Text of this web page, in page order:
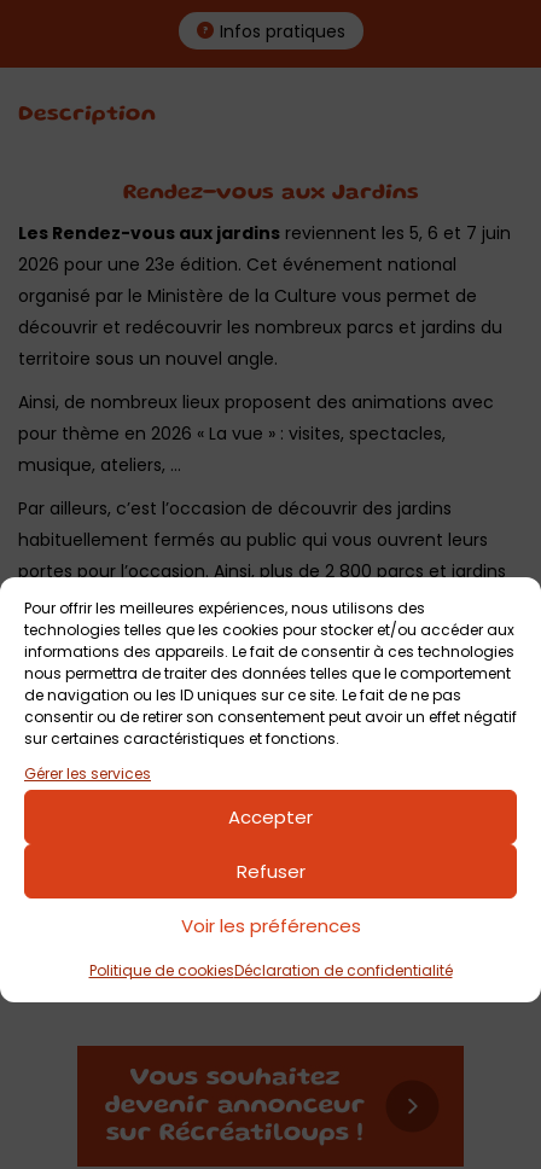
Pour offrir les meilleures expériences, nous utilisons des
technologies telles que les cookies pour stocker et/ou accéder aux
informations des appareils. Le fait de consentir à ces technologies
nous permettra de traiter des données telles que le comportement
de navigation ou les ID uniques sur ce site. Le fait de ne pas
consentir ou de retirer son consentement peut avoir un effet négatif
sur certaines caractéristiques et fonctions.
Gérer les services
Accepter
Refuser
Voir les préférences
Politique de cookiesDéclaration de confidentialité
Infos pratiques
Description
Rendez-vous aux Jardins
Les Rendez-vous aux jardins reviennent les 5, 6 et 7 juin
2026 pour une 23e édition. Cet événement national
organisé par le Ministère de la Culture vous permet de
découvrir et redécouvrir les nombreux parcs et jardins du
territoire sous un nouvel angle.
Ainsi, de nombreux lieux proposent des animations avec
pour thème en 2026 « La vue » : visites, spectacles,
musique, ateliers, …
Par ailleurs, c’est l’occasion de découvrir des jardins
habituellement fermés au public qui vous ouvrent leurs
portes pour l’occasion. Ainsi, plus de 2 800 parcs et jardins
vous accueilleront en Europe lors de cette 23ème édition,
gratuitement ou à prix tout doux.
⇒Pour faire vos choix,consultez la carte interactive ICI.
Rendez-vous aux Jardins 2026